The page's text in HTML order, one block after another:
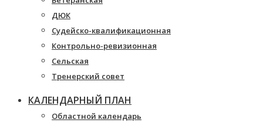
ДЮК
Судейско-квалификационная
Контрольно-ревизионная
Сельская
Тренерский совет
КАЛЕНДАРНЫЙ ПЛАН
Областной календарь